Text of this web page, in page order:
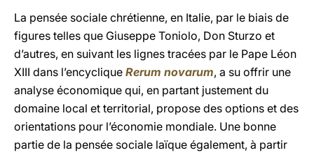
La pensée sociale chrétienne, en Italie, par le biais de
figures telles que Giuseppe Toniolo, Don Sturzo et
d’autres, en suivant les lignes tracées par le Pape Léon
XIII dans l’encyclique Rerum novarum, a su offrir une
analyse économique qui, en partant justement du
domaine local et territorial, propose des options et des
orientations pour l’économie mondiale. Une bonne
partie de la pensée sociale laïque également, à partir